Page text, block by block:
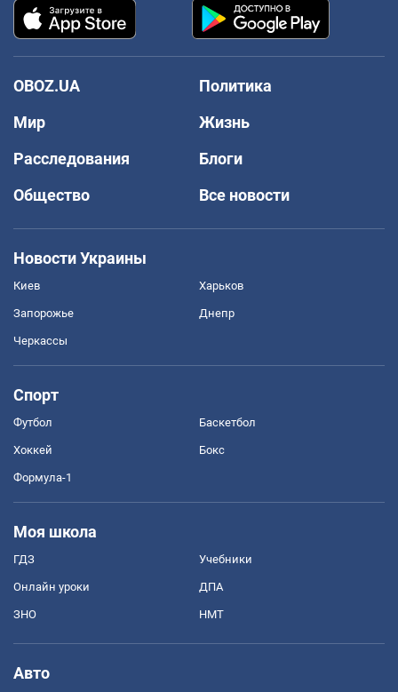
OBOZ.UA
Политика
Мир
Жизнь
Расследования
Блоги
Общество
Все новости
Новости Украины
Киев Харьков
Запорожье Днепр
Черкассы
Спорт
Футбол Баскетбол
Хоккей Бокс
Формула-1
Моя школа
ГДЗ Учебники
Онлайн уроки ДПА
ЗНО НМТ
Авто